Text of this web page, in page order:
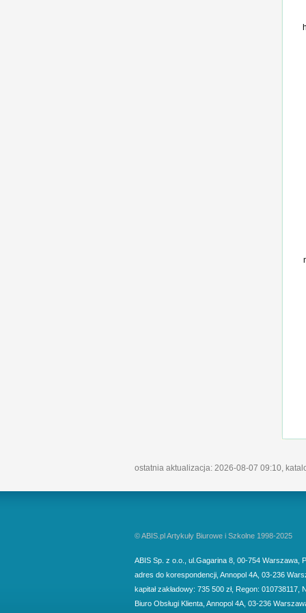
ostatnia aktualizacja: 2026-08-07 09:10,
© ABIS.pl Artykuły Biurowe i Szkolne 1998-2025
ABIS Sp. z o.o. ul.Gagarina 8 00-754 Warszawa
adres do korespondencji Annopol 4A 03-236
kapitał zakładowy: 735 500 zł, Regon: 010738117,
Biuro Obsługi Klienta, Annopol 4A, 03-236